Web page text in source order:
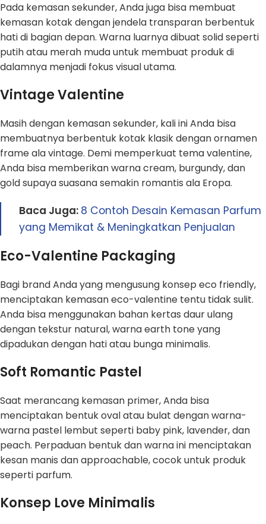
Pada kemasan sekunder, Anda juga bisa membuat
kemasan kotak dengan jendela transparan berbentuk
hati di bagian depan. Warna luarnya dibuat solid seperti
putih atau merah muda untuk membuat produk di
dalamnya menjadi fokus visual utama.
Vintage Valentine
Masih dengan kemasan sekunder, kali ini Anda bisa
membuatnya berbentuk kotak klasik dengan ornamen
frame ala vintage. Demi memperkuat tema valentine,
Anda bisa memberikan warna cream, burgundy, dan
gold supaya suasana semakin romantis ala Eropa.
Baca Juga: 8 Contoh Desain Kemasan Parfum
yang Memikat & Meningkatkan Penjualan
Eco-Valentine Packaging
Bagi brand Anda yang mengusung konsep eco friendly,
menciptakan kemasan eco-valentine tentu tidak sulit.
Anda bisa menggunakan bahan kertas daur ulang
dengan tekstur natural, warna earth tone yang
dipadukan dengan hati atau bunga minimalis.
Soft Romantic Pastel
Saat merancang kemasan primer, Anda bisa
menciptakan bentuk oval atau bulat dengan warna-
warna pastel lembut seperti baby pink, lavender, dan
peach. Perpaduan bentuk dan warna ini menciptakan
kesan manis dan approachable, cocok untuk produk
seperti parfum.
Konsep Love Minimalis